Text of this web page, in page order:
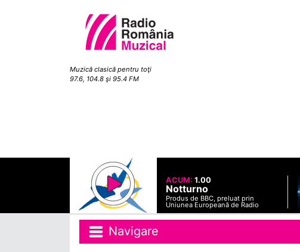
Muzică clasică pentru toţi
97.6, 104.8 şi 95.4 FM
ACUM: 1.00
Notturno
Produs de BBC, preluat prin
Uniunea Europeană de Radio
Navigare